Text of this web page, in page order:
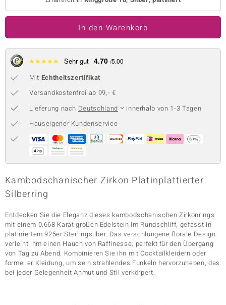
BY DE MELO
Collection
Classics
In den Warenkorb
★★★★★ Sehr gut 4.70 /5.00
Mit Echtheitszertifikat
Versandkostenfrei ab 99,- €
Lieferung nach Deutschland
innerhalb von 1-3 Tagen
Hauseigener Kundenservice
Kambodschanischer Zirkon Platinplattierter
Silberring
Entdecken Sie die Eleganz dieses kambodschanischen Zirkonrings
mit einem 0,668 Karat großen Edelstein im Rundschliff, gefasst in
platiniertem 925er Sterlingsilber. Das verschlungene florale Design
verleiht ihm einen Hauch von Raffinesse, perfekt für den Übergang
von Tag zu Abend. Kombinieren Sie ihn mit Cocktailkleidern oder
formeller Kleidung, um sein strahlendes Funkeln hervorzuheben, das
bei jeder Gelegenheit Anmut und Stil verkörpert.